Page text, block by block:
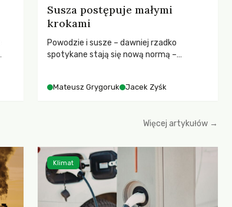
Susza postępuje małymi
krokami
Powodzie i susze – dawniej rzadko
spotykane stają się nową normą –
SGGW.
Mateusz Grygoruk Jacek Zyśk
Więcej artykułów →
Klimat